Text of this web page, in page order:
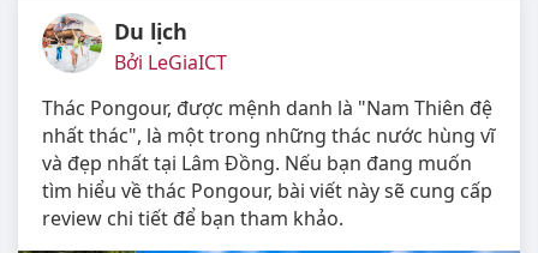
Du lịch
Bởi LeGiaICT
Thác Pongour, được mệnh danh là "Nam Thiên đệ
nhất thác", là một trong những thác nước hùng vĩ
và đẹp nhất tại Lâm Đồng. Nếu bạn đang muốn
tìm hiểu về thác Pongour, bài viết này sẽ cung cấp
review chi tiết để bạn tham khảo.